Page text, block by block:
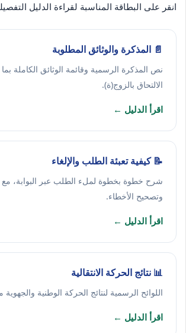
انقر على البطاقة المناسبة لقراءة الدليل
📄 المذكرة والوثائق المطلوبة
نص المذكرة الرسمية وقائمة الوثائق الكاملة بما
الالتحاق بالزوج(ة).
اقرأ الدليل ←
📝 كيفية تعبئة الطلب والإلغاء
شرح خطوة بخطوة لملء الطلب عبر البوابة، مع
وتصحيح الأخطاء.
اقرأ الدليل ←
📊 نتائج الحركة الانتقالية
اللوائح الرسمية لنتائج الحركة الوطنية
اقرأ الدليل ←